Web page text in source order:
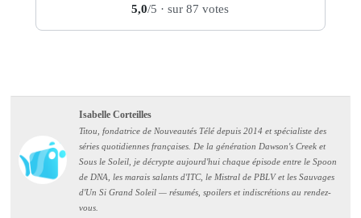
5,0/5 · sur 87 votes
Isabelle Corteilles
Titou, fondatrice de Nouveautés Télé depuis 2014 et spécialiste des
séries quotidiennes françaises. De la génération Dawson's Creek et
Sous le Soleil, je décrypte aujourd'hui chaque épisode entre le Spoon
de DNA, les marais salants d'ITC, le Mistral de PBLV et les Sauvages
d'Un Si Grand Soleil — résumés, spoilers et indiscrétions au rendez-
vous.